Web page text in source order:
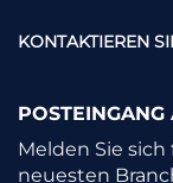
KONTAKTIEREN
Melden Sie
neuesten